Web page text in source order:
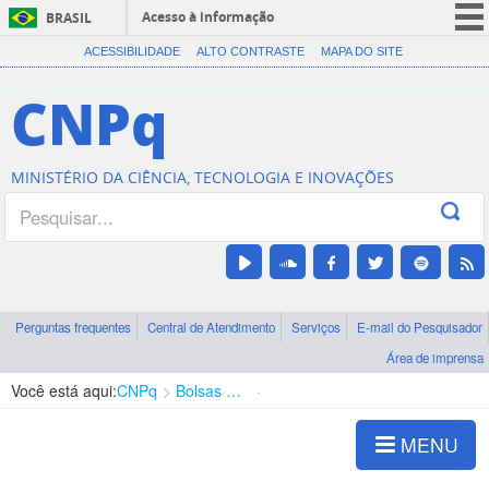
BRASIL
Acesso à informação
CORONAVÍRUS (COVID-19)
Canais
ACESSIBILIDADE ALTO CONTRASTE MAPA DO SITE
CNPq
MINISTÉRIO DA CIÊNCIA, TECNOLOGIA E INOVAÇÕES
Perguntas frequentes Central de Atendimento Serviços
E-mail do Pesquisador
Área de imprensa
Você está aqui:CNPq Bolsas e Auxílios Vigentes
MENU